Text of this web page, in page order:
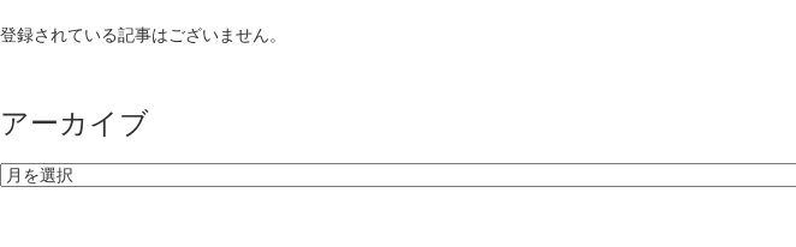
登録されている記事はございません。
アーカイブ
ア